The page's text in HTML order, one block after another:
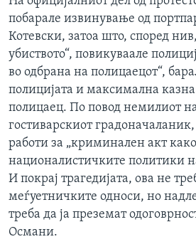
побарале извинување од
Котевски, затоа што, според
убиството“, повикуваале
во одбрана на полицаецот“,
полицијата и максимална
полицаец. По повод немилиот
гостиварскиот градоначаланик,
работи за „криминален акт
националистичките политики
И покрај трагедијата, ова не
меѓуетничките односи, но
треба да ја преземат
Османи.